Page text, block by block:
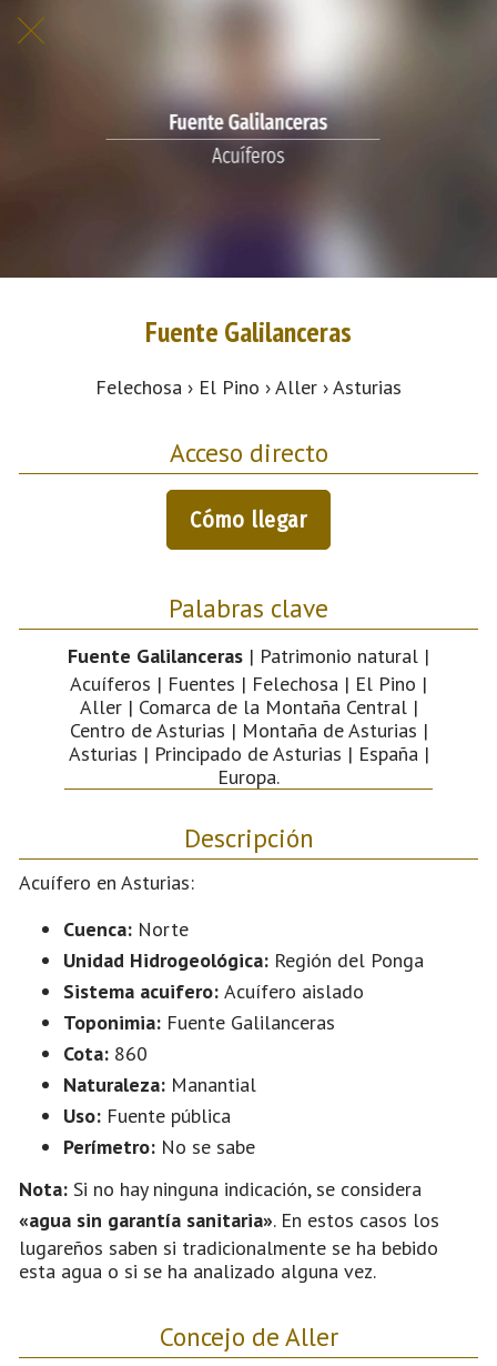
Fuente Galilanceras
Felechosa › El Pino › Aller › Asturias
Acceso directo
Cómo llegar
Palabras clave
Fuente Galilanceras | Patrimonio natural |
Acuíferos | Fuentes | Felechosa | El Pino |
Aller | Comarca de la Montaña Central |
Centro de Asturias | Montaña de Asturias |
Asturias | Principado de Asturias | España |
Europa.
Descripción
Acuífero en Asturias:
Cuenca: Norte
Unidad Hidrogeológica: Región del Ponga
Sistema acuifero: Acuífero aislado
Toponimia: Fuente Galilanceras
Cota: 860
Naturaleza: Manantial
Uso: Fuente pública
Perímetro: No se sabe
Nota: Si no hay ninguna indicación, se considera
«agua sin garantía sanitaria». En estos casos los
lugareños saben si tradicionalmente se ha bebido
esta agua o si se ha analizado alguna vez.
Concejo de Aller